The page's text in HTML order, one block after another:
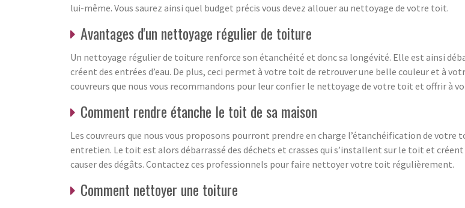
lui-même. Vous saurez ainsi quel budget précis vous devez allouer au nettoyage de votre toit.
Avantages d'un nettoyage régulier de toiture
Un nettoyage régulier de toiture renforce son étanchéité et donc sa longévité. Elle est ainsi
créent des entrées d’eau. De plus, ceci permet à votre toit de retrouver une belle couleur et à
couvreurs que nous vous recommandons pour leur confier le nettoyage de votre toit et offrir à
Comment rendre étanche le toit de sa maison
Les couvreurs que nous vous proposons pourront prendre en charge l’étanchéification de
entretien. Le toit est alors débarrassé des déchets et crasses qui s’installent sur le toit et
causer des dégâts. Contactez ces professionnels pour faire nettoyer votre toit régulièrement.
Comment nettoyer une toiture